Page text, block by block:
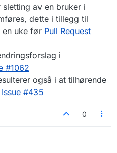
av en bruker i
dette i tillegg til
en uke før Pull Request
i
#1062
også i at tilhørende
Issue #435
0